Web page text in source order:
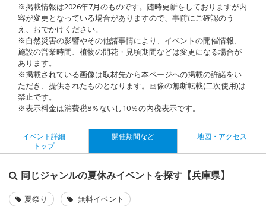
※掲載情報は2026年7月のものです。随時更新をしておりますが内
容が変更となっている場合がありますので、事前にご確認のう
え、おでかけください。
※自然災害の影響やその他諸事情により、イベントの開催情報、
施設の営業時間、植物の開花・見頃期間などは変更になる場合が
あります。
※掲載されている画像は取材先から本ページへの掲載の許諾をい
ただき、提供されたものとなります。画像の無断転載(二次使用)は
禁止です。
※表示料金は消費税8％ないし10％の内税表示です。
イベント詳細
トップ
開催期間など 地図・アクセス
同じジャンルの夏休みイベントを探す【兵庫県】
夏祭り 無料イベント